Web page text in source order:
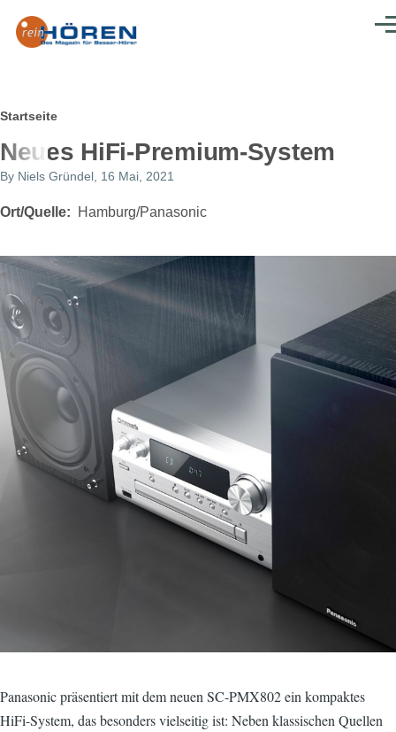
Pfadnavigation
Startseite
Neues HiFi-Premium-System
By Niels Gründel , 16 Mai, 2021
Ort/Quelle Hamburg/Panasonic
Panasonic präsentiert mit dem neuen SC-PMX802 ein kompaktes
HiFi-System, das besonders vielseitig ist: Neben klassischen Quellen